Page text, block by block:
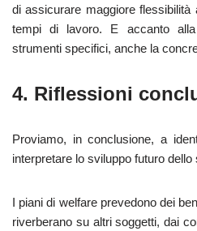
di assicurare maggiore flessibilità
tempi di lavoro. E accanto alla
strumenti specifici, anche la
4. Riflessioni
Proviamo, in conclusione, a
interpretare lo sviluppo futuro dello
I piani di welfare prevedono dei
riverberano su altri soggetti, dai